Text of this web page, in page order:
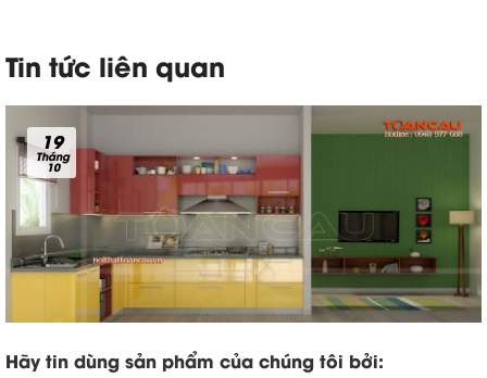
Tin tức liên quan
19
Tháng
10
Hãy tin dùng sản phẩm của chúng tôi bởi: